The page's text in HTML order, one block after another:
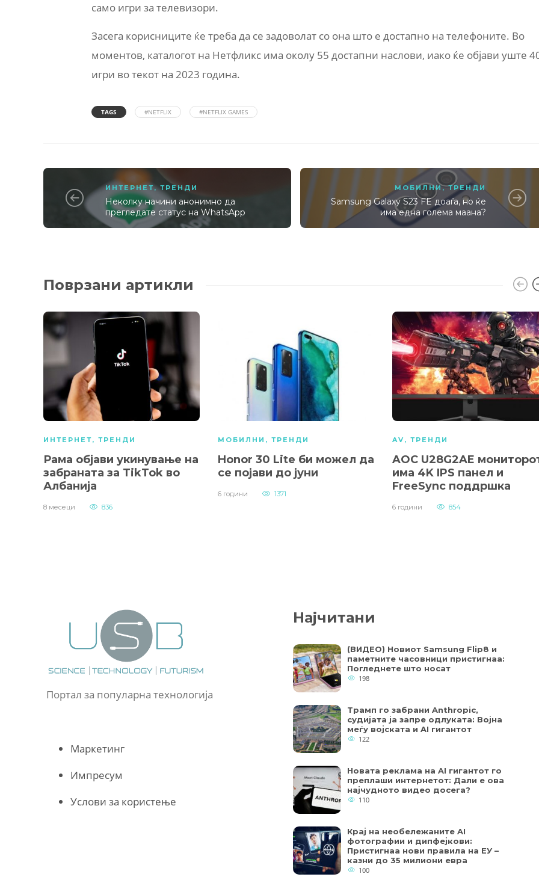
само игри за телевизори.
Засега корисниците ќе треба да се задоволат со она што е достапно на телефоните. Во
моментов, каталогот на Нетфликс има околу 55 достапни наслови, иако ќе објави уште
игри во текот на 2023 година.
TAGS #NETFLIX #NETFLIX GAMES
ИНТЕРНЕТ,ТРЕНДИ
Неколку начини анонимно да
прегледате статус на WhatsApp
МОБИЛНИ,ТРЕНДИ
Samsung Galaxy S23 FE доаѓа, но ќе
има една голема маана?
Поврзани артикли
ИНТЕРНЕТ, ТРЕНДИ
Рама објави укинување на
забраната за TikTok во
Албанија
8 месеци 836
МОБИЛНИ , ТРЕНДИ
Honor 30 Lite би можел да
се појави до јуни
6 години 1371
AV , ТРЕНДИ
AOC U28G2AE
има 4K IPS панел и
FreeSync поддршка
6 години 854
Портал за популарна технологија
Маркетинг
Импресум
Услови за користење
Најчитани
(ВИДЕО) Новиот Samsung Flip8 и
паметните часовници пристигнаа:
Погледнете што носат
198
Трамп го забрани Anthropic,
судијата ја запре одлуката: Војна
меѓу војската и AI гигантот
122
Новата реклама на AI гигантот го
преплаши интернетот: Дали е ова
најчудното видео досега?
110
Крај на необележаните AI
фотографии и дипфејкови:
Пристигнаа нови правила на ЕУ –
казни до 35 милиони евра
100